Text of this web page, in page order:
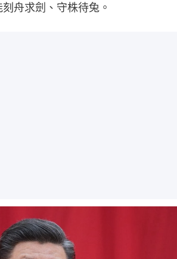
舟求劍、守株待兔。